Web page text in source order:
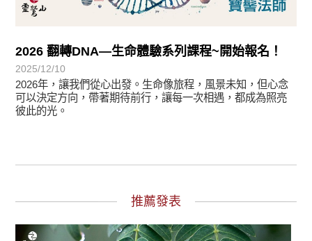
2026 翻轉DNA—生命體驗系列課程~開始報名！
2025/12/10
2026年，讓我們從心出發。生命像旅程，風景未知，但心念
可以決定方向，帶著期待前行，讓每一次相遇，都成為照亮
彼此的光。
推薦發表